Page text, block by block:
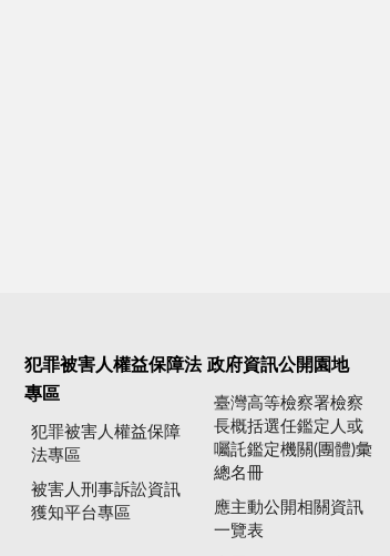
犯罪被害人權益保障法
專區
犯罪被害人權益保障
法專區
被害人刑事訴訟資訊
獲知平台專區
政府資訊公開園地
臺灣高等檢察署檢察
長概括選任鑑定人或
囑託鑑定機關(團體)彙
總名冊
應主動公開相關資訊
一覽表